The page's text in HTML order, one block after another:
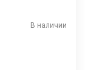
В наличии